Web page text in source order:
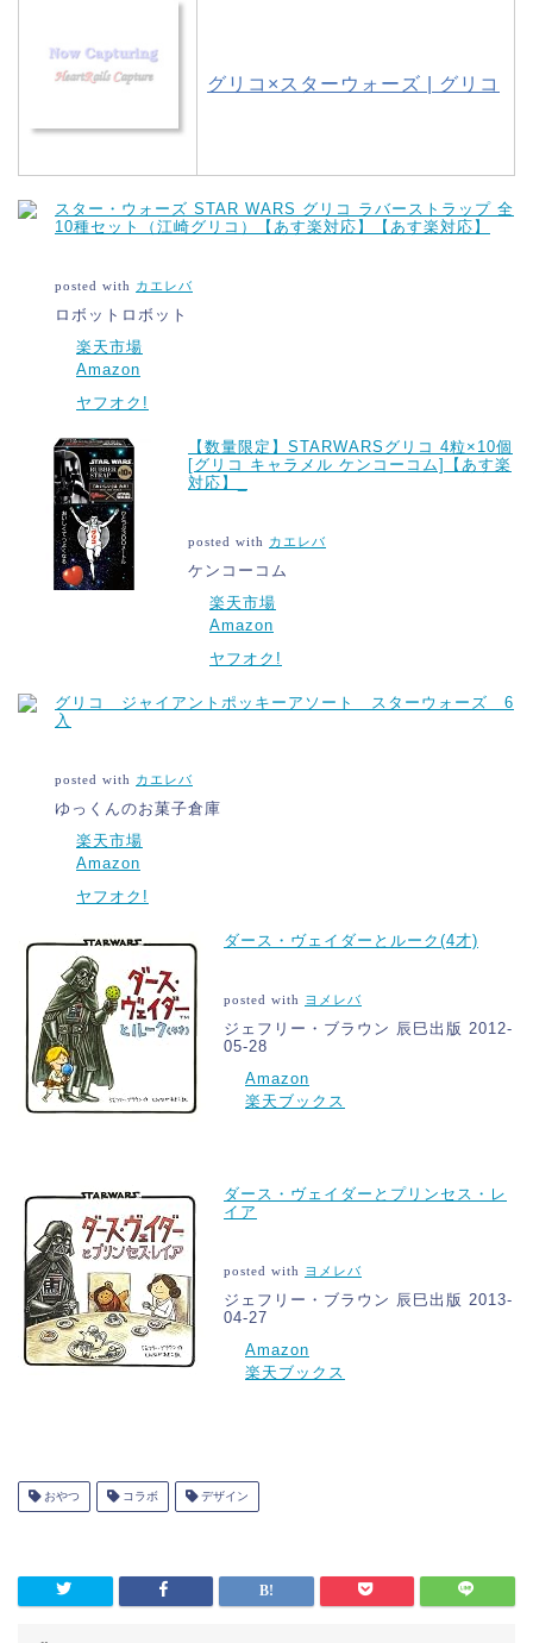
グリコ×スターウォーズ | グリコ
スター・ウォーズ STAR WARS グリコ ラバーストラップ 全
10種セット（江崎グリコ）【あす楽対応】【あす楽対応】
posted with カエレバ
ロボットロボット
楽天市場
Amazon
ヤフオク!
【数量限定】STARWARSグリコ 4粒×10個
[グリコ キャラメル ケンコーコム]【あす楽
対応】_
posted with カエレバ
ケンコーコム
楽天市場
Amazon
ヤフオク!
グリコ ジャイアントポッキーアソート スターウォーズ 6
入
posted with カエレバ
ゆっくんのお菓子倉庫
楽天市場
Amazon
ヤフオク!
ダース・ヴェイダーとルーク(4才)
posted with ヨメレバ
ジェフリー・ブラウン 辰巳出版 2012-
05-28
Amazon
楽天ブックス
ダース・ヴェイダーとプリンセス・レ
イア
posted with ヨメレバ
ジェフリー・ブラウン 辰巳出版 2013-
04-27
Amazon
楽天ブックス
おやつ コラボ デザイン